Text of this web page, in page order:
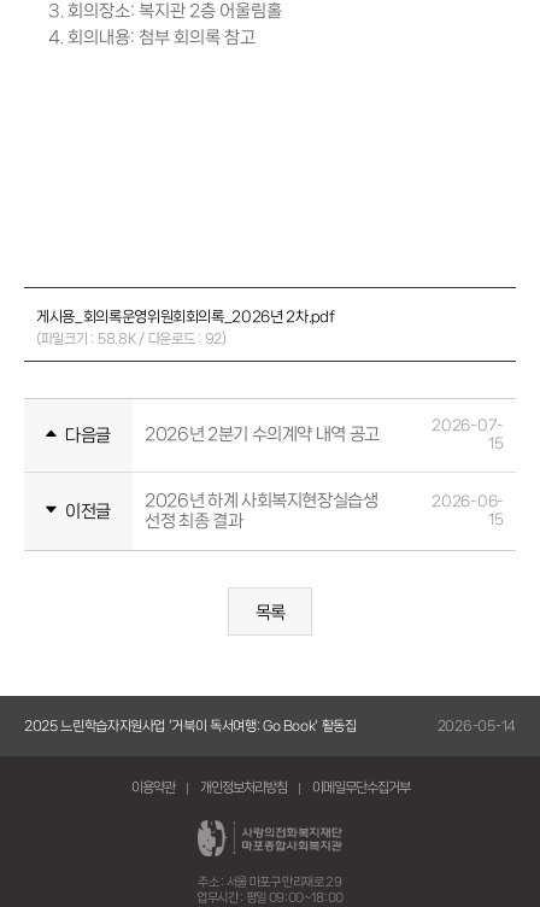
3. 회의장소: 복지관 2층 어울림홀
4. 회의내용: 첨부 회의록 참고
게시용_회의록운영위원회회의록_2026년 2차.pdf
(파일크기 : 58.8K / 다운로드 : 92)
다음글 2026년 2분기 수의계약 내역 공고
2026-07-
15
이전글
2026년 하계 사회복지현장실습생
선정 최종 결과
2026-06-
15
목록
이용약관 개인정보처리방침 이메일무단수집거부
2025 느린학습자지원사업 '거북이 독서여행: Go Book' 활동집 2026-05-14
주소 : 서울 마포구 만리재로 29
업무시간 : 평일 09:00~18:00